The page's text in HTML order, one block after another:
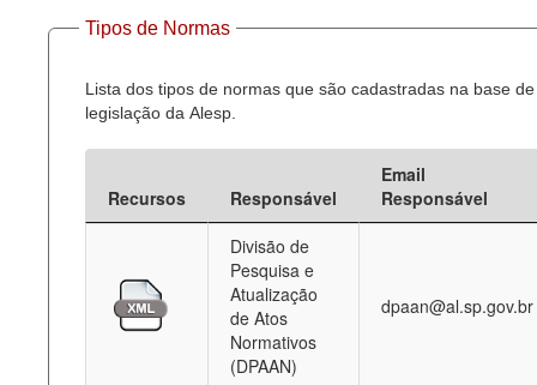
Tipos de Normas
Lista dos tipos de normas que são cadastradas na base de
legislação da Alesp.
Recursos Responsável
Email
Responsável
Divisão de
Pesquisa e
Atualização
de Atos
Normativos
(DPAAN)
dpaan@al.sp.gov.br